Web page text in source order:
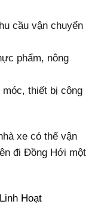
cầu vận chuyển
phẩm, nông
móc, thiết bị công
xe có thể vận
đi Đồng Hới một
Hoạt